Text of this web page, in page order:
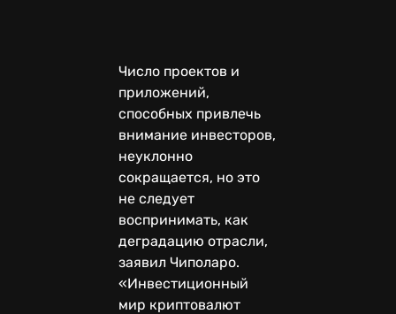
Число проектов и
приложений,
способных привлечь
внимание инвесторов,
неуклонно
сокращается, но это
не следует
воспринимать, как
деградацию отрасли,
заявил Чиполаро.
«Инвестиционный
мир криптовалют